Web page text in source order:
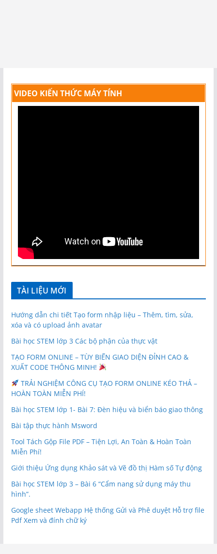
VIDEO KIẾN THỨC MÁY TÍNH
TÀI LIỆU MỚI
Hướng dẫn chi tiết Tạo form nhập liệu – Thêm, tìm, sửa,
xóa và có upload ảnh avatar
Bài học STEM lớp 3 Các bộ phận của thực vật
TẠO FORM ONLINE – TÙY BIẾN GIAO DIỆN ĐỈNH CAO &
XUẤT CODE THÔNG MINH!
TRẢI NGHIỆM CÔNG CỤ TẠO FORM ONLINE KÉO THẢ –
HOÀN TOÀN MIỄN PHÍ!
Bài học STEM lớp 1- Bài 7: Đèn hiệu và biển báo giao thông
Bài tập thực hành Msword
Tool Tách Gộp File PDF – Tiện Lợi, An Toàn & Hoàn Toàn
Miễn Phí!
Giới thiệu Ứng dụng Khảo sát và Vẽ đồ thị Hàm số Tự động
Bài học STEM lớp 3 – Bài 6 “Cẩm nang sử dụng máy thu
hình”.
Google sheet Webapp Hệ thống Gửi và Phê duyệt Hỗ trợ file
Pdf Xem và đính chữ ký